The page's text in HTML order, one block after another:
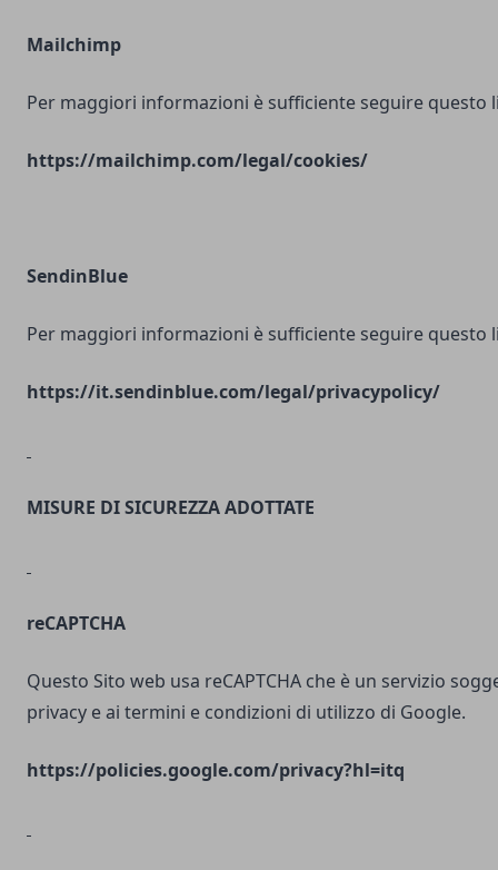
Mailchimp
Per maggiori informazioni è sufficiente seguire questo
https://mailchimp.com/legal/cookies/
SendinBlue
Per maggiori informazioni è sufficiente seguire questo
https://it.sendinblue.com/legal/privacypolicy/
MISURE DI SICUREZZA ADOTTATE
reCAPTCHA
Questo Sito web usa reCAPTCHA che è un servizio
privacy e ai termini e condizioni di utilizzo di Google.
https://policies.google.com/privacy?hl=itq